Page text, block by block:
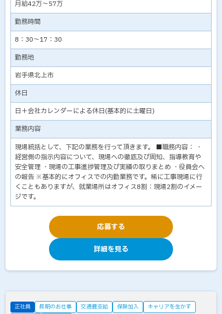
月給42万～57万
勤務時間
8：30～17：30
勤務地
岩手県北上市
休日
日＋会社カレンダーによる休日(基本的に土曜日)
業務内容
現場統括として、下記の業務を行って頂きます。 ■職務内容： ・
経営側の指示内容について、現場への徹底及び周知、指導教育や
安全管理 ・現場の工事進捗管理及び実績の取りまとめ ・役員会へ
の報告 ※基本的にオフィスでの内勤業務です。稀に工事現場に行
くこともありますが、就業場所はオフィス8割：現場2割のイメー
ジです。
応募する
詳細を見る
正社員 長期のお仕事 交通費支給 保険加入
キャリアを生かす